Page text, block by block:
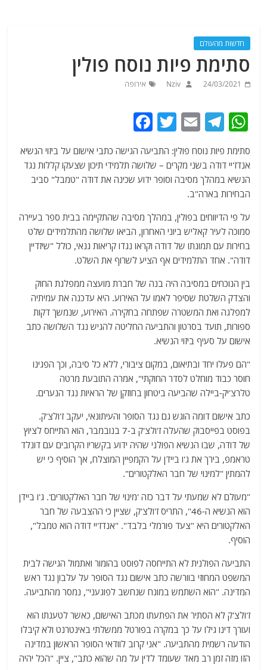
חדשות מהעולם
סתימת פיות נוסח פולין
24/03/2021
Nziv אירופה
W
at
s
A
p
p
T
e
g
ra
m
E
m
ai
l
T
itt
er
c
e
o
o
k
סתימת פיות נוסח פולין: התביעה הגישה כתבי אישום על ביזוי הנשיא
אנדז'יי דודה בשני מקרים – שלושה תלמידי תיכון שצעקו קללות נגד
הנשיא במהלך מסיבה וסופר ידוע שכינה את דודה "טמבל" סביב
הבחירות בארה"ב.
על פי הדיווחים בפולין, במהלך מסיבה שהתקיימה בבית ספר בעיירה
סמוכה לעיר קאליש ביוני האחרון, הביאו שלושה מהתלמידים שלט
בחירות עם תמונתו של דודה וקראו נגדו קריאות גנאי, כולל "שיזדיין
דודה". אחד התלמידים אף הציע לשרוף את השלט.
בין הנוכחים במסיבה היה בנה של חברת מועצה ממפלגת החוק
והצדק השלטת שסיפר לאמו על האירוע. היא עדכנה את עמיתיה
למפלגה ואת המשטרה שפתחה בחקירה. האירוע, שנמשך דקות
ספורות, תועד בסרטון והתביעה החליטה להגיש נגד השלושה כתב
אישום על סעיף ביזוי הנשיא.
"הם פעלו יחד ובתיאום, במקום ציבורי, ללא כל סיבה, וכך הפגינו
חוסר כבוד מוחלט לסדר החוקתי", אמרה התובעת מרטה
טלרצ'יק-ביילה שהביעה ביטחון בחוזקן של הראיות נגד הנערים.
כתב אישום דומה הוגש גם נגד הסופר והעיתונאי, יעקב ז'ולצ'ק.
בפוסט בפייסבוק שהעלה ז'ולצ'ק ב-7 בנובמבר, הוא התייחס לציוץ
של דודה, שבו הנשיא הפולני שהיה ידוע בקשריו הקרובים עם דונלד
טראמפ, בירך את ג'ו ביידן על הקמפיין המוצלח, אך הוסיף כי יש
להמתין "למינוי של חבר האלקטורים".
"מעולם לא שמעתי על דבר כזה 'מינוי של חבר האלקטורים'. ג'ו ביידן
הוא הנשיא ה-46", התריס ז'ולצ'ק, שציין כי ההצבעה של חבר
האלקטורים היא "צעד פורמלי בלבד". "אנדז'יי דודה הוא טמבל",
הוסיף.
התביעה הפולנית לא התייחסה לפוסט בהומור ואתמול הגישה לבית
המשפט המחוזי בוורשה כתב אישום נגד הסופר על עלבון נגד ראש
המדינה. "הוא השתמש במונח שנחשב לפוגעני", נמסר מהתביעה.
ז'ולצ'ק לא הסתיר את הפתעתו מכתב האישום, כאשר לטענתו הוא
ועורך דינו גילו על כך במקרה בפורטל ממשלתי באינטרנט ולא קיבלו
הודעה רשמית מהתביעה. "אני קרוב לוודאי הסופר הראשון במדינה
הזו מזה זמן רב מאד שעומד לדין על מה שהוא כתב", ציין. "הכל יהיה